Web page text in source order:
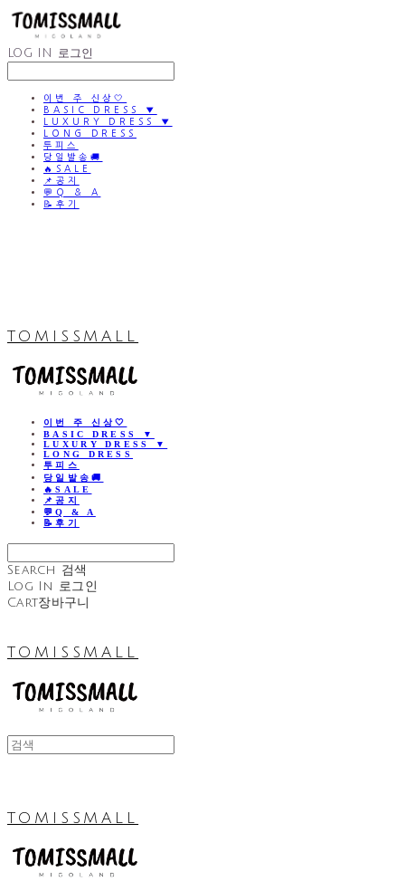
LOG IN 로그인
이번 주 신상🤍
BASIC DRESS ▼
LUXURY DRESS ▼
LONG DRESS
투피스
당일발송🚚
🔥SALE
📌공지
💬Q & A
📝후기
TOMISSMALL
이번 주 신상🤍
BASIC DRESS ▼
LUXURY DRESS ▼
LONG DRESS
투피스
당일발송🚚
🔥SALE
📌공지
💬Q & A
📝후기
Search 검색
Log In 로그인
Cart장바구니
TOMISSMALL
TOMISSMALL